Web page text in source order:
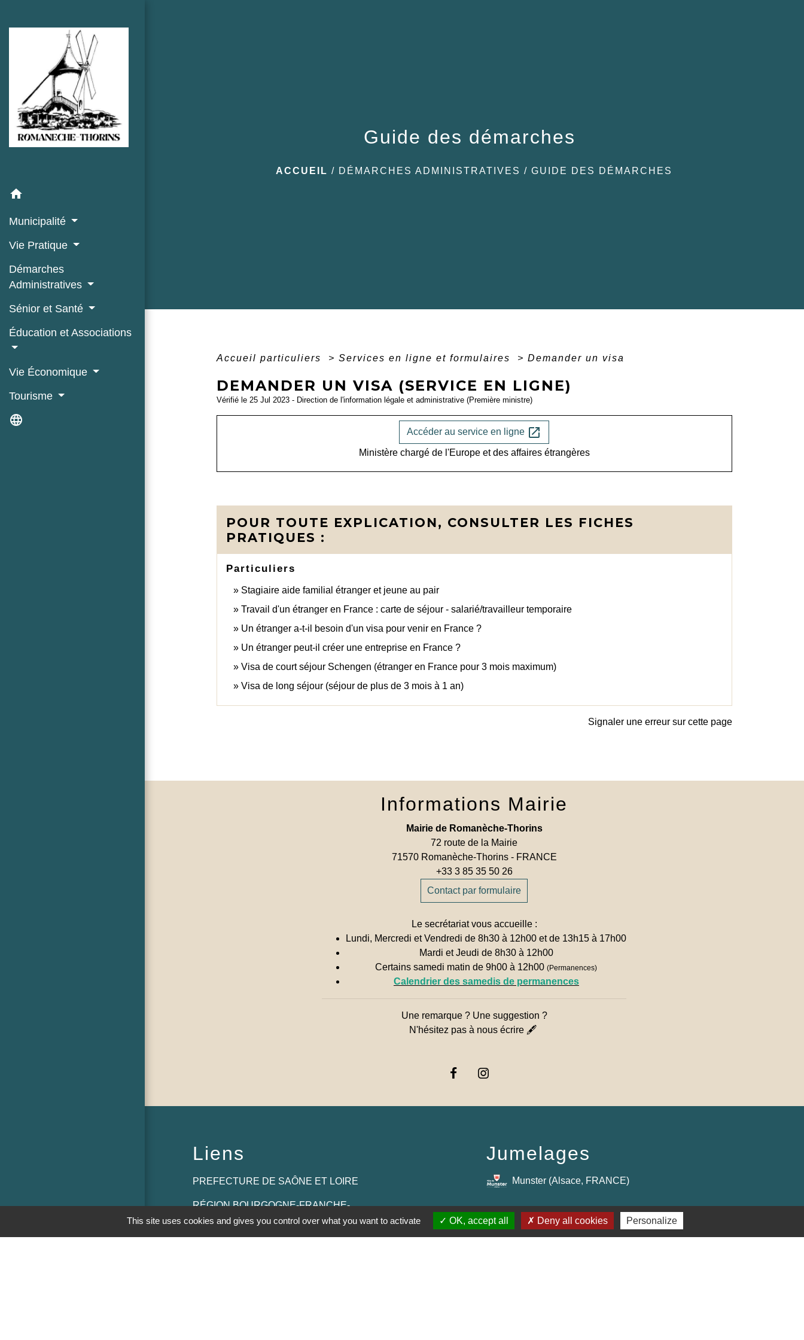
home
Municipalité
Vie Pratique
Démarches
Administratives
Sénior et Santé
Éducation et Associations
Vie Économique
Tourisme
language
Guide des démarches
ACCUEIL / DÉMARCHES ADMINISTRATIVES /GUIDE DES DÉMARCHES
Accueil particuliers > Services en ligne et formulaires > Demander un visa
DEMANDER UN VISA (SERVICE EN LIGNE)
Vérifié le 25 Jul 2023 - Direction de l'information légale et administrative (Première ministre)
Accéder au service en ligne open_in_new
Ministère chargé de l'Europe et des affaires étrangères
POUR TOUTE EXPLICATION, CONSULTER LES FICHES
PRATIQUES :
Particuliers
Stagiaire aide familial étranger et jeune au pair
Travail d'un étranger en France : carte de séjour - salarié/travailleur temporaire
Un étranger a-t-il besoin d'un visa pour venir en France ?
Un étranger peut-il créer une entreprise en France ?
Visa de court séjour Schengen (étranger en France pour 3 mois maximum)
Visa de long séjour (séjour de plus de 3 mois à 1 an)
Signaler une erreur sur cette page
Informations Mairie
Mairie de Romanèche-Thorins
72 route de la Mairie
71570 Romanèche-Thorins - FRANCE
+33 3 85 35 50 26
Contact par formulaire
Le secrétariat vous accueille :
Lundi, Mercredi et Vendredi de 8h30 à 12h00 et de 13h15 à 17h00
Mardi et Jeudi de 8h30 à 12h00
Certains samedi matin de 9h00 à 12h00(Permanences)
Calendrier des samedis de permanences
Une remarque ? Une suggestion ?
N'hésitez pas à nous écrire 🖋
Liens
PREFECTURE DE SAÔNE ET LOIRE
RÉGION BOURGOGNE-FRANCHE-
COMTE
Jumelages
Munster (Alsace, FRANCE)
This site uses cookies and gives you control over what you want to activate OK, accept all Deny all cookies Personalize